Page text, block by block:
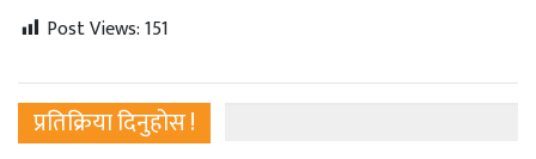
Post Views:151
प्रतिक्रिया दिनुहोस !